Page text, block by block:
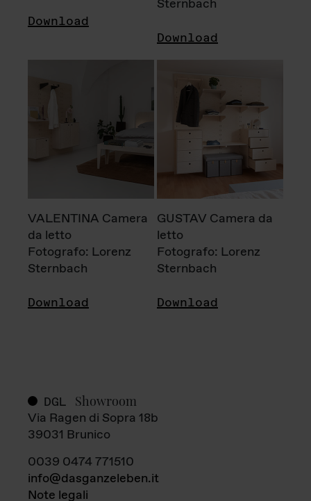
Download
Sternbach
Download
VALENTINA Camera
da letto
Fotografo: Lorenz
Sternbach
Download
GUSTAV Camera da
letto
Fotografo: Lorenz
Sternbach
Download
DGL Showroom
Via Ragen di Sopra 18b
39031 Brunico
0039 0474 771510
info@dasganzeleben.it
Note legali